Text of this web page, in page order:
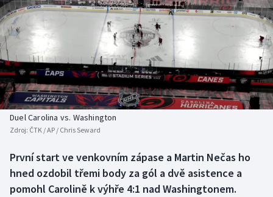
Americký fotbal
Baseball a softbal
Basketbal
Biatlon
Boby a skeleton
Box
Curling
NEPŘEHLÉDNĚTE
Soutěže
Historické návraty
Aplikace ČT sport
AZ kvíz
Duel Carolina vs. Washington
Zdroj: ČTK / AP / Chris Seward
První start ve venkovním zápase a Martin Nečas ho
hned ozdobil třemi body za gól a dvě asistence a
pomohl Carolině k výhře 4:1 nad Washingtonem.